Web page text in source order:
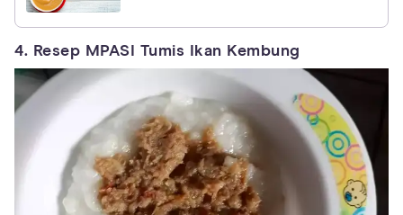
4. Resep MPASI Tumis Ikan Kembung